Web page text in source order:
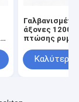
άξονες
πτώσης
ODM cOem σε
2000Kg
Καλύτερη